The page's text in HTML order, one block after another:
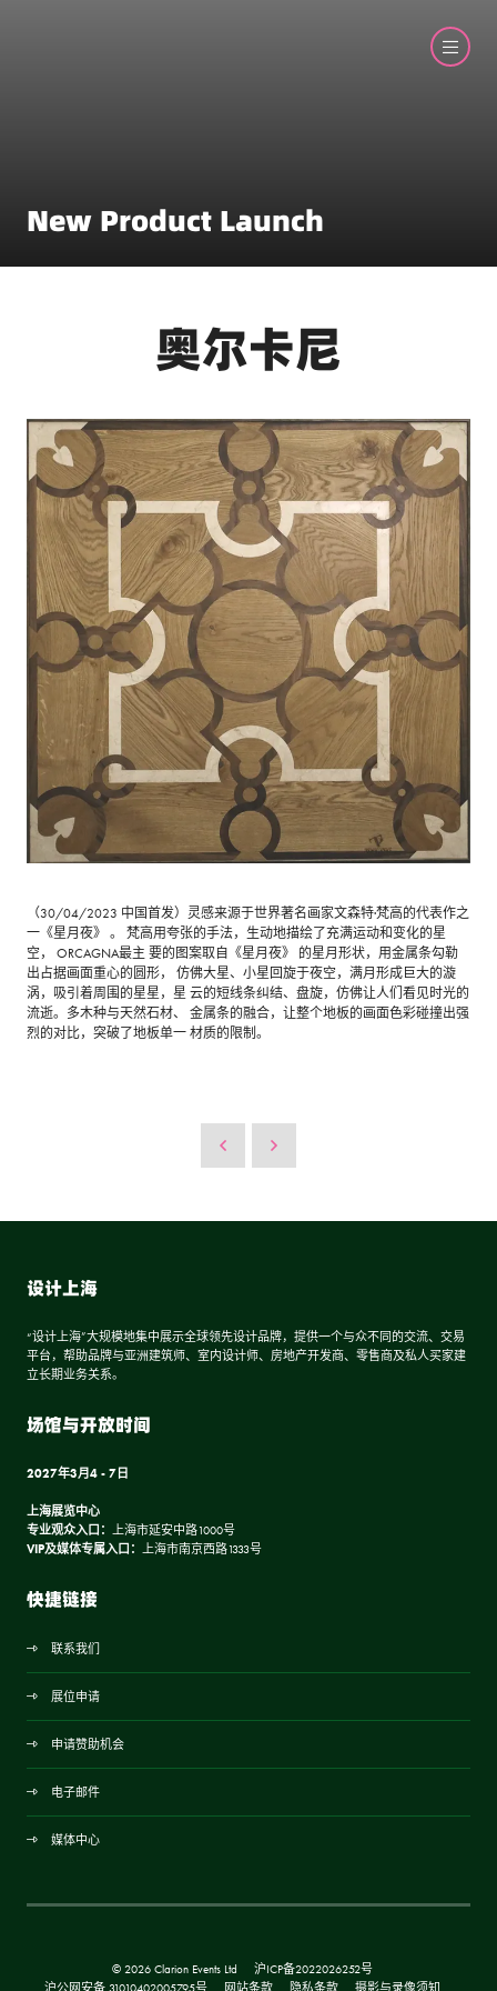
New Product Launch
奥尔卡尼
（30/04/2023 中国首发）灵感来源于世界著名画家文森特·梵高的代表作之
一《星月夜》 。 梵高用夸张的手法，生动地描绘了充满运动和变化的星
空， ORCAGNA最主 要的图案取自《星月夜》 的星月形状，用金属条勾勒
出占据画面重心的圆形， 仿佛大星、小星回旋于夜空，满月形成巨大的漩
涡，吸引着周围的星星，星 云的短线条纠结、盘旋，仿佛让人们看见时光的
流逝。多木种与天然石材、 金属条的融合，让整个地板的画面色彩碰撞出强
烈的对比，突破了地板单一 材质的限制。
设计上海
“设计上海”大规模地集中展示全球领先设计品牌，提供一个与众不同的交流、交易
平台，帮助品牌与亚洲建筑师、室内设计师、房地产开发商、零售商及私人买家建
立长期业务关系。
场馆与开放时间
2027年3月4 - 7日
上海展览中心
专业观众入口： 上海市延安中路1000号
VIP及媒体专属入口： 上海市南京西路1333号
快捷链接
联系我们
展位申请
申请赞助机会
电子邮件
媒体中心
© 2026 Clarion Events Ltd
沪ICP备2022026252号
沪公网安备 31010402005795号
网站条款 隐私条款 摄影与录像须知